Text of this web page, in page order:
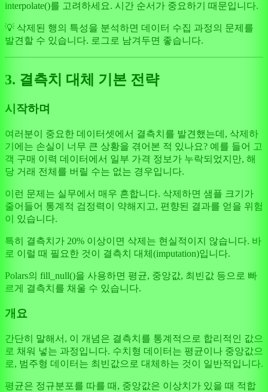
interpolate()를 고려하세요. 시간 순서가 중요하기 때문입니다.
💡 삭제된 행의 특성을 분석하면 데이터 수집 과정의 문제를
발견할 수 있습니다. 로그로 남겨두면 좋습니다.
3. 결측치 대체 기본 전략
시작하며
여러분이 중요한 데이터셋에서 결측치를 발견했는데, 삭제하
기에는 손실이 너무 큰 상황을 겪어본 적 있나요? 예를 들어 고
객 구매 이력 데이터에서 일부 가격 정보가 누락되었지만, 해
당 거래 전체를 버릴 수는 없는 경우입니다.
이런 문제는 실무에서 매우 흔합니다. 삭제하면 샘플 크기가
줄어들어 통계적 검정력이 약해지고, 편향된 결과를 얻을 위험
이 있습니다.
특히 결측치가 20% 이상이면 삭제는 현실적이지 않습니다. 바
로 이럴 때 필요한 것이 결측치 대체(imputation)입니다.
Polars의 fill_null()을 사용하면 평균, 중앙값, 최빈값 등으로 빠
르게 결측치를 채울 수 있습니다.
개요
간단히 말해서, 이 개념은 결측치를 통계적으로 합리적인 값으
로 채워 넣는 과정입니다. 수치형 데이터는 평균이나 중앙값으
로, 범주형 데이터는 최빈값으로 대체하는 것이 일반적입니다.
평균은 정규분포를 따를 때, 중앙값은 이상치가 있을 때 적합